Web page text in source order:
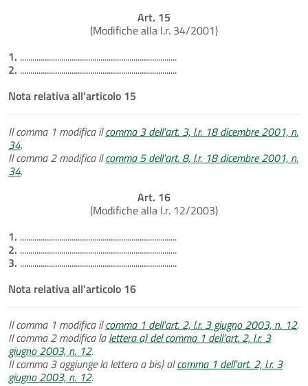
Art. 15
(Modifiche alla l.r. 34/2001)
1. ............................................................................
2. ............................................................................
Nota relativa all'articolo 15
Il comma 1 modifica ilcomma 3 dell'art. 3, l.r. 18 dicembre 2001, n.
34.
Il comma 2 modifica ilcomma 5 dell'art. 8, l.r. 18 dicembre 2001, n.
34.
Art. 16
(Modifiche alla l.r. 12/2003)
1. ............................................................................
2. ............................................................................
3. ............................................................................
Nota relativa all'articolo 16
Il comma 1 modifica ilcomma 1 dell'art. 2, l.r. 3 giugno 2003, n. 12.
Il comma 2 modifica lalettera a) del comma 1 dell'art. 2, l.r. 3
giugno 2003, n. 12.
Il comma 3 aggiunge la lettera a bis) alcomma 1 dell'art. 2, l.r. 3
giugno 2003, n. 12.